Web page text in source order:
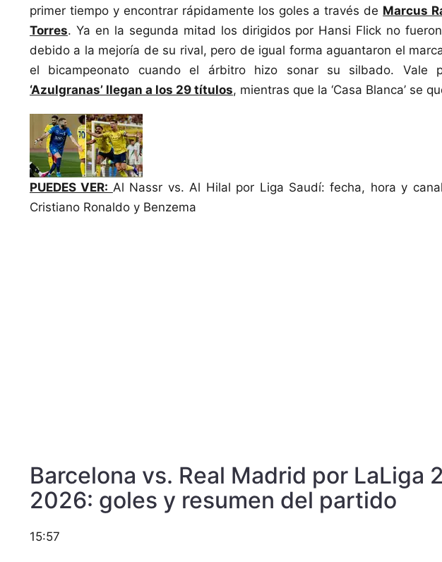
primer tiempo y encontrar rápidamente los goles a través de Marcus
Torres. Ya en la segunda mitad los dirigidos por Hansi Flick no
debido a la mejoría de su rival, pero de igual forma aguantaron el
el bicampeonato cuando el árbitro hizo sonar su silbado. Vale
‘Azulgranas’ llegan a los 29 títulos, mientras que la ‘Casa Blanca’ se
PUEDES VER: Al Nassr vs. Al Hilal por Liga Saudí: fecha, hora y
Cristiano Ronaldo y Benzema
Barcelona vs. Real Madrid por LaLiga
2026: goles y resumen del partido
15:57